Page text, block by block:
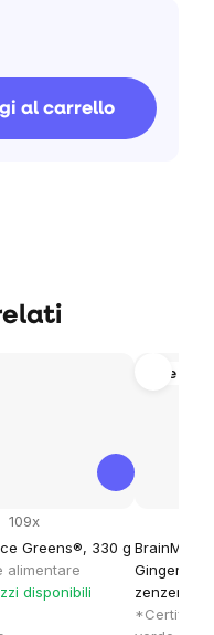
al carrello
Greens®, 330 g
alimentare
109x
disponibili
Altre
BrainMax
Ginger &
zenzero e